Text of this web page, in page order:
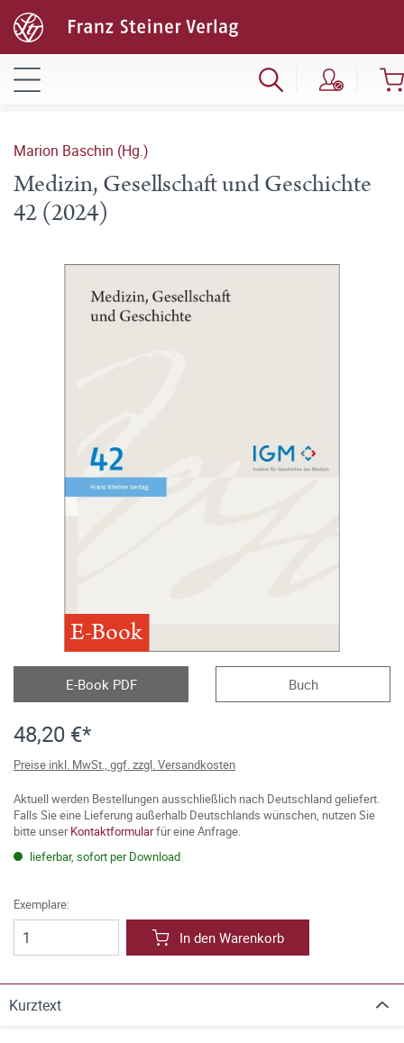
Marion Baschin (Hg.)
Medizin, Gesellschaft und Geschichte
42 (2024)
E-Book
E-Book PDF Buch
48,20 €*
Preise inkl. MwSt., ggf. zzgl. Versandkosten
Aktuell werden Bestellungen ausschließlich nach Deutschland geliefert.
Falls Sie eine Lieferung außerhalb Deutschlands wünschen, nutzen Sie
bitte unserKontaktformularfür eine Anfrage.
lieferbar, sofort per Download
Exemplare:
In den Warenkorb
Kurztext